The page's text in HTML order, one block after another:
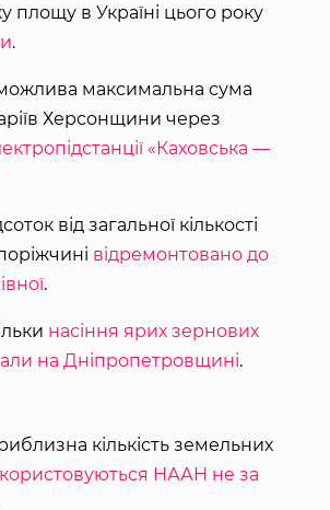
площу в Україні цього року
.
максимальна сума
Херсонщини через
«Каховська ―
від загальної кількості
відремонтовано до
.
насіння ярих зернових
на Дніпропетровщині.
кількість земельних
НААН не за